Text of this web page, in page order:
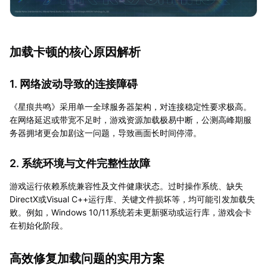
加载卡顿的核心原因解析
1. 网络波动导致的连接障碍
《星痕共鸣》采用单一全球服务器架构，对连接稳定性要求极高。
在网络延迟或带宽不足时，游戏资源加载极易中断，公测高峰期服
务器拥堵更会加剧这一问题，导致画面长时间停滞。
2. 系统环境与文件完整性故障
游戏运行依赖系统兼容性及文件健康状态。过时操作系统、缺失
DirectX或Visual C++运行库、关键文件损坏等，均可能引发加载失
败。例如，Windows 10/11系统若未更新驱动或运行库，游戏会卡
在初始化阶段。
高效修复加载问题的实用方案